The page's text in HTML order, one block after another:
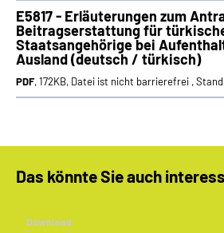
E5817 - Erläuterungen zum
Beitragserstattung für
Staatsangehörige bei
Ausland (deutsch / türkisch)
PDF, 172KB, Datei ist nicht barrierefrei , Stand
Das könnte Sie auch
Download